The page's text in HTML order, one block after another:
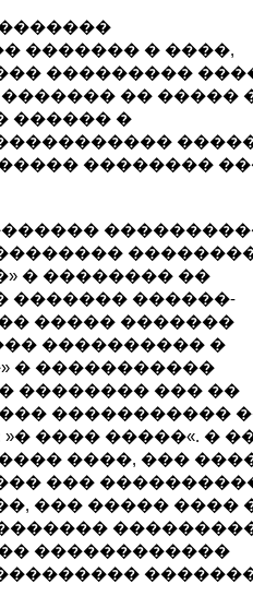
������� � ����,
���������
�� �����
������ �
��������
��������
� �������� ��
������� ������-
����� �������
���������� �
� �����������
�������� ��� ��
�����������
���� �����«. �
����, ���
���
��� ����� ����
������������